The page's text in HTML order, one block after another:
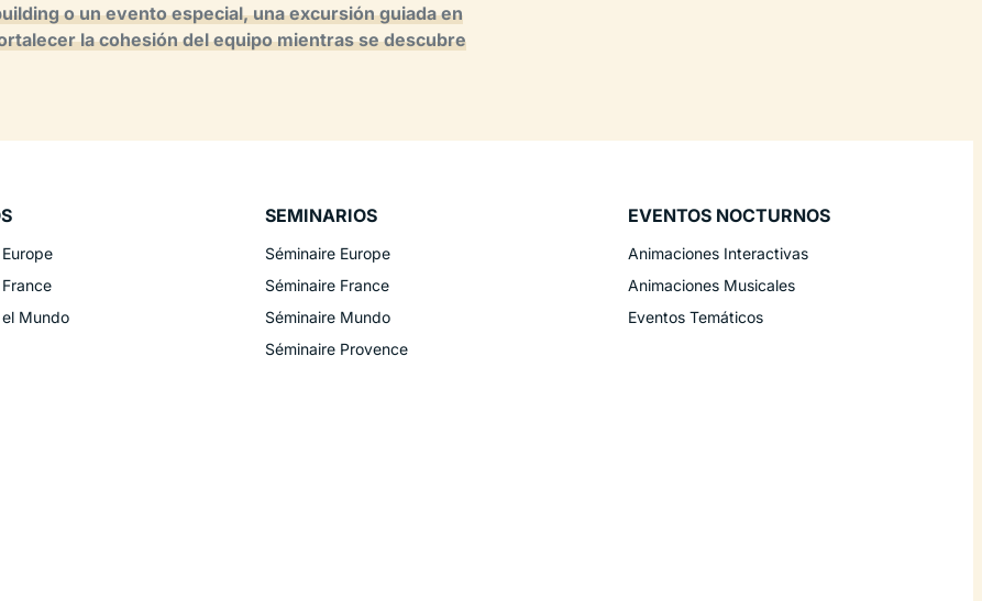
o un evento especial, una excursión guiada en
la cohesión del equipo mientras se descubre
Mundo
SEMINARIOS
Séminaire Europe
Séminaire France
Séminaire Mundo
Séminaire Provence
EVENTOS NOCTURNOS
Animaciones Interactivas
Animaciones Musicales
Eventos Temáticos